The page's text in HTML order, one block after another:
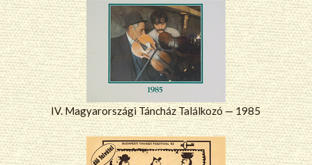
IV. Magyarországi Táncház Találkozó — 1985